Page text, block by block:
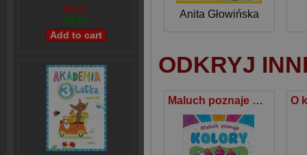
$8,02
$6,01
Anita Głowińska
ODKRYJ
Maluch poznaje Kolory Książeczka z naklejkami wielokrotnego użytku